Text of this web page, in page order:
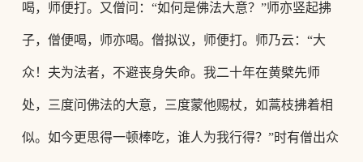
喝，师便打。又僧问：“如何是佛法大意？”师亦竖起拂
子，僧便喝，师亦喝。僧拟议，师便打。师乃云：“大
众！夫为法者， 不避丧身失命。我二十年在黄檗先师
处，三度问佛法的大意，三度蒙他赐杖，如蒿枝拂着相
似。如今更思得一顿棒吃，谁人为我行得？ ”时有僧出众